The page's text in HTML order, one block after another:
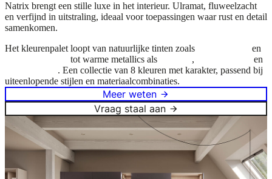
Natrix brengt een stille luxe in het interieur. Ulramat, fluweelzacht
en verfijnd in uitstraling, ideaal voor toepassingen waar rust en detail
samenkomen.
Het kleurenpalet loopt van natuurlijke tinten zoals
en
tot warme metallics als ,
en
. Een collectie van 8 kleuren met karakter, passend bij
uiteenlopende stijlen en materiaalcombinaties.
Meer weten
Vraag staal aan